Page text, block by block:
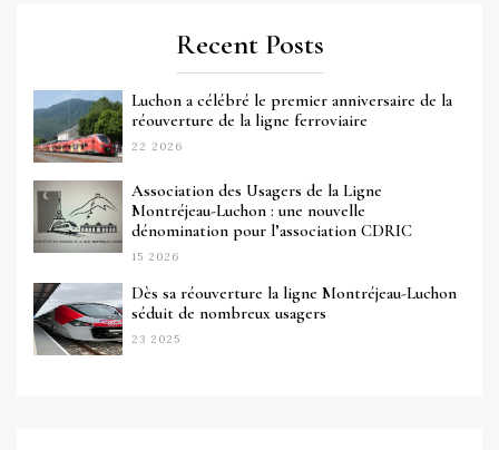
Recent Posts
Luchon a célébré le premier anniversaire de la
réouverture de la ligne ferroviaire
22 2026
Association des Usagers de la Ligne
Montréjeau-Luchon : une nouvelle
dénomination pour l’association CDRIC
15 2026
Dès sa réouverture la ligne Montréjeau-Luchon
séduit de nombreux usagers
23 2025